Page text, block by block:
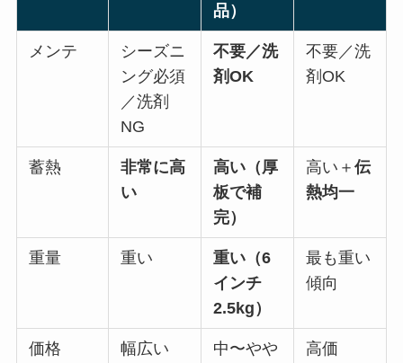
品）
メンテ
シーズニ
ング必須
／洗剤
NG
不要／洗
剤OK
不要／洗
剤OK
蓄熱
非常に高
い
高い（厚
板で補
完）
高い＋伝
熱均一
重量 重い
重い（6
インチ
2.5kg）
最も重い
傾向
価格 幅広い
中〜やや
高価